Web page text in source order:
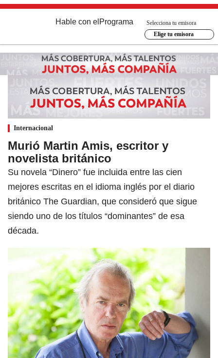
Hable con el Programa
Selecciona tu emisora
Elige tu emisora
Internacional
Murió Martin Amis, escritor y
novelista británico
Su novela “Dinero” fue incluida entre las cien
mejores escritas en el idioma inglés por el diario
británico The Guardian, que consideró que sigue
siendo uno de los títulos “dominantes” de esa
década.